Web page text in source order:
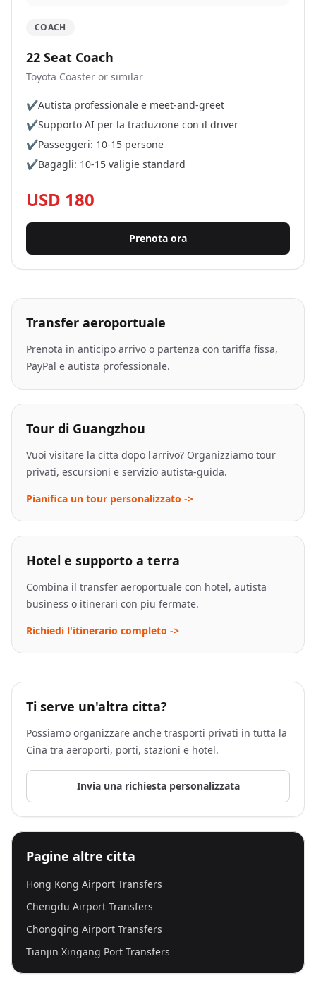
COACH
22 Seat Coach
Toyota Coaster or similar
✔Autista professionale e meet-and-greet
✔Supporto AI per la traduzione con il driver
✔Passeggeri: 10-15 persone
✔Bagagli: 10-15 valigie standard
USD 180
Prenota ora
Transfer aeroportuale
Prenota in anticipo arrivo o partenza con tariffa fissa,
PayPal e autista professionale.
Tour di Guangzhou
Vuoi visitare la citta dopo l'arrivo? Organizziamo tour
privati, escursioni e servizio autista-guida.
Pianifica un tour personalizzato ->
Hotel e supporto a terra
Combina il transfer aeroportuale con hotel, autista
business o itinerari con piu fermate.
Richiedi l'itinerario completo ->
Ti serve un'altra citta?
Possiamo organizzare anche trasporti privati in tutta la
Cina tra aeroporti, porti, stazioni e hotel.
Invia una richiesta personalizzata
Pagine altre citta
Hong Kong Airport Transfers
Chengdu Airport Transfers
Chongqing Airport Transfers
Tianjin Xingang Port Transfers